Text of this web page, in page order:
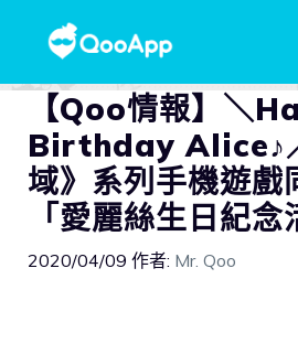
【Qoo情報】＼
Birthday Alice♪
域》系列手機遊戲
「愛麗絲生日紀念
2020/04/09 作者: Mr. Qoo